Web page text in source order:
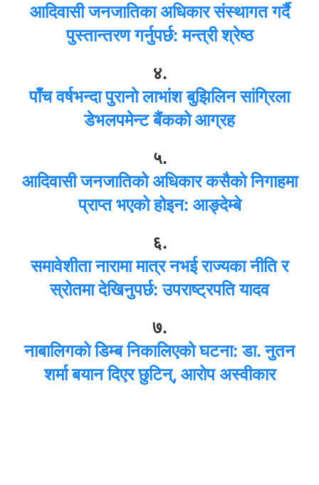
आदिवासी जनजातिका अधिकार संस्थागत गर्दै
पुस्तान्तरण गर्नुपर्छ: मन्त्री श्रेष्ठ
४.
पाँच वर्षभन्दा पुरानो लाभांश बुझिलिन सांग्रिला
डेभलपमेन्ट बैंकको आग्रह
५.
आदिवासी जनजातिको अधिकार कसैको निगाहमा
प्राप्त भएको होइन: आङ्देम्बे
६.
समावेशीता नारामा मात्र नभई राज्यका नीति र
स्रोतमा देखिनुपर्छ: उपराष्ट्रपति यादव
७.
नाबालिगको डिम्ब निकालिएको घटना: डा. नुतन
शर्मा बयान दिएर छुटिन्, आरोप अस्वीकार